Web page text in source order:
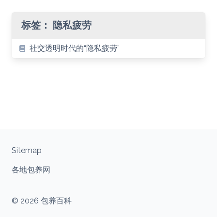
标签： 隐私疲劳
社交透明时代的“隐私疲劳”
© 2026 包养百科
Sitemap
各地包养网